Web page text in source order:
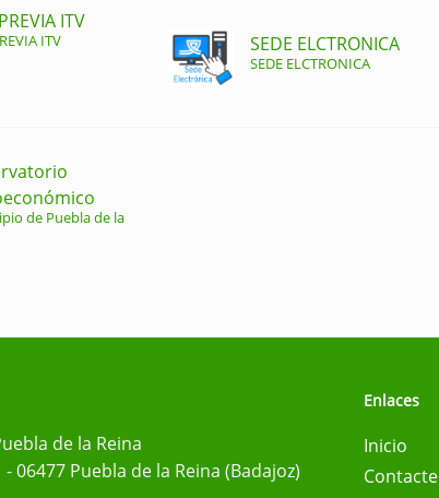
ITV
ITV SEDE ELCTRONICA
SEDE ELCTRONICA
de Puebla de la
de la Reina
06477 Puebla de la Reina (Badajoz)
Enlaces
Inicio
Contacte